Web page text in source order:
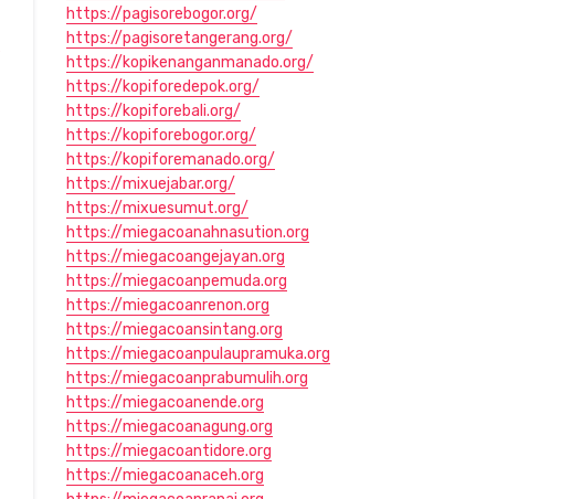
https://pagisorebogor.org/
https://pagisoretangerang.org/
https://kopikenanganmanado.org/
https://kopiforedepok.org/
https://kopiforebali.org/
https://kopiforebogor.org/
https://kopiforemanado.org/
https://mixuejabar.org/
https://mixuesumut.org/
https://miegacoanahnasution.org
https://miegacoangejayan.org
https://miegacoanpemuda.org
https://miegacoanrenon.org
https://miegacoansintang.org
https://miegacoanpulaupramuka.org
https://miegacoanprabumulih.org
https://miegacoanende.org
https://miegacoanagung.org
https://miegacoantidore.org
https://miegacoanaceh.org